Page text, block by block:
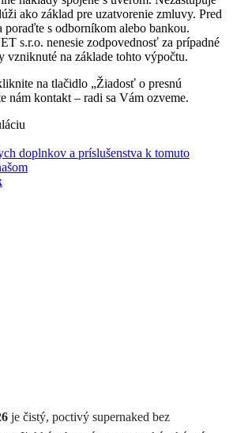
ako základ pre uzatvorenie zmluvy. Pred
poraďte s odborníkom alebo bankou.
s.r.o. nenesie zodpovednosť za prípadné
vzniknuté na základe tohto výpočtu.
na tlačidlo „Žiadosť o presnú
nám kontakt – radi sa Vám ozveme.
doplnkov a príslušenstva k tomuto
je čistý, poctivý supernaked bez